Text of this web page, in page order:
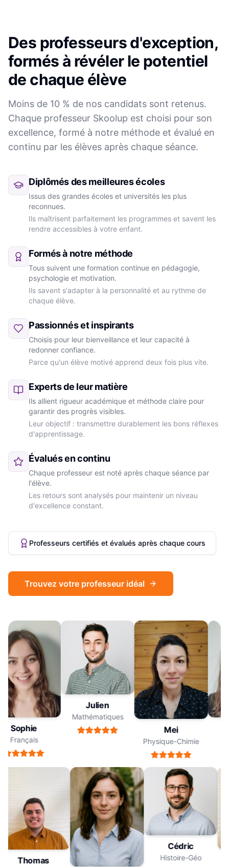
Sophie
Français
Julien
Mathématiques
Mei
Physique-Chimie
Thomas
Cédric
Histoire-Géo
Des professeurs d'exception,
formés à révéler le potentiel
de chaque élève
Moins de 10 % de nos candidats sont retenus.
Chaque professeur Skoolup est choisi pour son
excellence, formé à notre méthode et évalué en
continu par les élèves après chaque séance.
Diplômés des meilleures écoles
Issus des grandes écoles et universités les plus
reconnues.
Ils maîtrisent parfaitement les programmes et savent les
rendre accessibles à votre enfant.
Formés à notre méthode
Tous suivent une formation continue en pédagogie,
psychologie et motivation.
Ils savent s'adapter à la personnalité et au rythme de
chaque élève.
Passionnés et inspirants
Choisis pour leur bienveillance et leur capacité à
redonner confiance.
Parce qu'un élève motivé apprend deux fois plus vite.
Experts de leur matière
Ils allient rigueur académique et méthode claire pour
garantir des progrès visibles.
Leur objectif : transmettre durablement les bons réflexes
d'apprentissage.
Évalués en continu
Chaque professeur est noté après chaque séance par
l'élève.
Les retours sont analysés pour maintenir un niveau
d'excellence constant.
Professeurs certifiés et évalués après chaque cours
Trouvez votre professeur idéal